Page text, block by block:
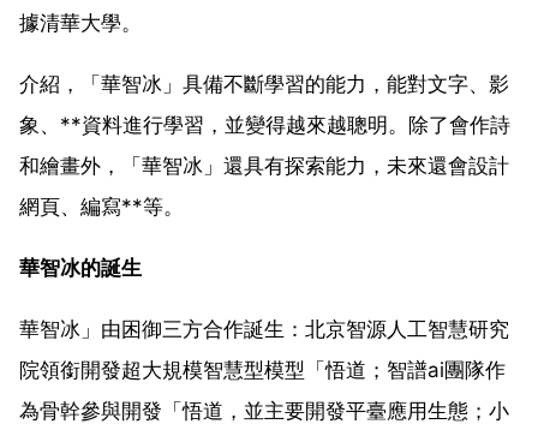
據清華大學。
介紹，「華智冰」具備不斷學習的能力，能對文字、影
象、**資料進行學習，並變得越來越聰明。除了會作詩
和繪畫外，「華智冰」還具有探索能力，未來還會設計
網頁、編寫**等。
華智冰的誕生
華智冰」由困御三方合作誕生：北京智源人工智慧研究
院領銜開發超大規模智慧型模型「悟道；智譜ai團隊作
為骨幹參與開發「悟道，並主要開發平臺應用生態；小